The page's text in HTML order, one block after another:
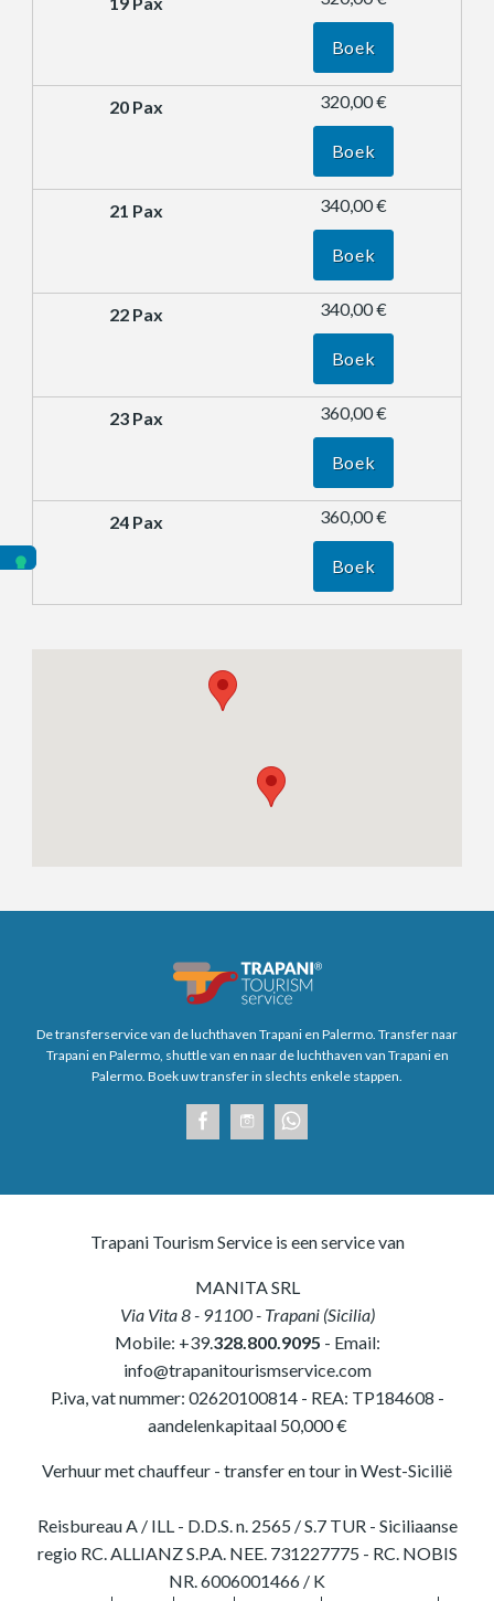
Boek
320,00 €
Boek
340,00 €
Boek
340,00 €
Boek
360,00 €
Boek
360,00 €
Boek
De transferservice van de luchthaven Trapani en Palermo. Transfer naar
Trapani en Palermo, shuttle van en naar de luchthaven van Trapani en
Palermo. Boek uw transfer in slechts enkele stappen.
Trapani Tourism Service is een service van
MANITA SRL
Via Vita 8- 91100- Trapani(Sicilia)
Mobile: +39.328.800.9095 - Email:
info@trapanitourismservice.com
P.iva, vat nummer: 02620100814- REA: TP184608 -
aandelenkapitaal 50,000 €
Verhuur met chauffeur - transfer en tour in West-Sicilië
Reisbureau A / ILL - D.D.S. n. 2565 / S.7 TUR - Siciliaanse
regio RC. ALLIANZ S.P.A. NEE. 731227775 - RC. NOBIS
NR. 6006001466 / K